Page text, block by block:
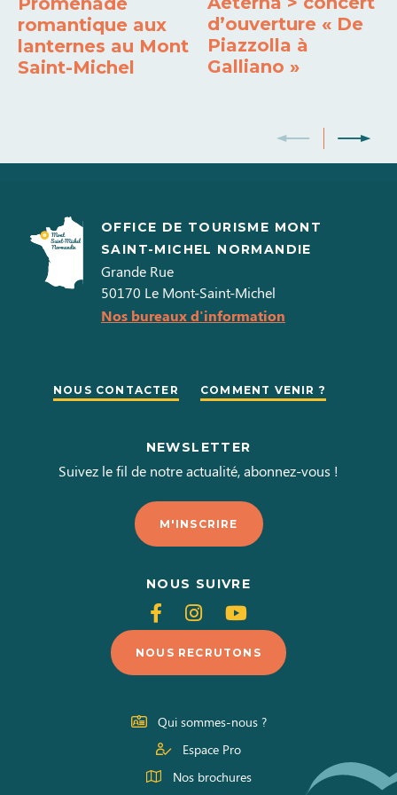
romantique aux
lanternes au Mont
Saint-Michel
d’ouverture « De
Piazzolla à
Galliano »
OFFICE DE TOURISME MONT
SAINT-MICHEL NORMANDIE
Grande Rue
50170 Le Mont-Saint-Michel
Nos bureaux d'information
NOUS CONTACTER COMMENT VENIR ?
NEWSLETTER
Suivez le fil de notre actualité, abonnez-vous !
M'INSCRIRE
NOUS SUIVRE
Suivez-
nous
sur
Facebook
Suivez-
nous
sur
Instagram
Suivez-
nous
sur
Youtube
NOUS RECRUTONS
Qui sommes-nous ?
Espace Pro
Nos brochures